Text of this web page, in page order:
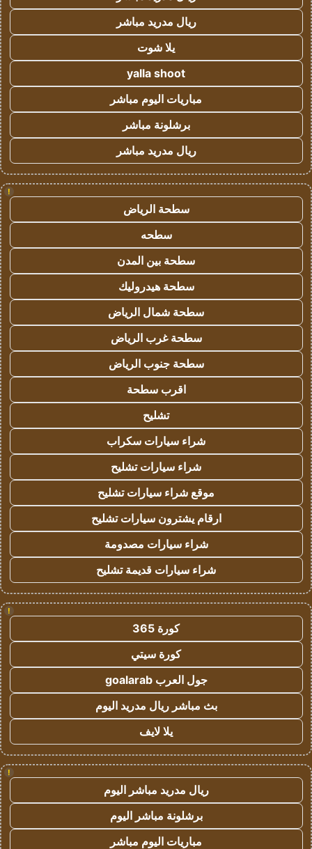
ريال مدريد مباشر
يلا شوت
yalla shoot
مباريات اليوم مباشر
برشلونة مباشر
ريال مدريد مباشر
!
سطحة الرياض
سطحه
سطحة بين المدن
سطحة هيدروليك
سطحة شمال الرياض
سطحة غرب الرياض
سطحة جنوب الرياض
اقرب سطحة
تشليح
شراء سيارات سكراب
شراء سيارات تشليح
موقع شراء سيارات تشليح
ارقام يشترون سيارات تشليح
شراء سيارات مصدومة
شراء سيارات قديمة تشليح
!
كورة 365
كورة سيتي
جول العرب goalarab
بث مباشر ريال مدريد اليوم
يلا لايف
!
ريال مدريد مباشر اليوم
برشلونة مباشر اليوم
مباريات اليوم مباشر